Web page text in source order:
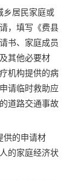
乡居民家庭或
，填写《费县
书、家庭成员
其他必要材
机构提供的病
请临时救助应
道路交通事故
供的申请材
的家庭经济状